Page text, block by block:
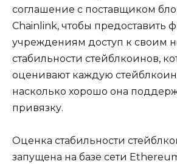
соглашение с поставщиком
Chainlink, чтобы предоставить
учреждениям доступ к своим
стабильности стейблкоинов,
оценивают каждую стейблкоин
насколько хорошо она
привязку.
Оценка стабильности
запущена на базе сети